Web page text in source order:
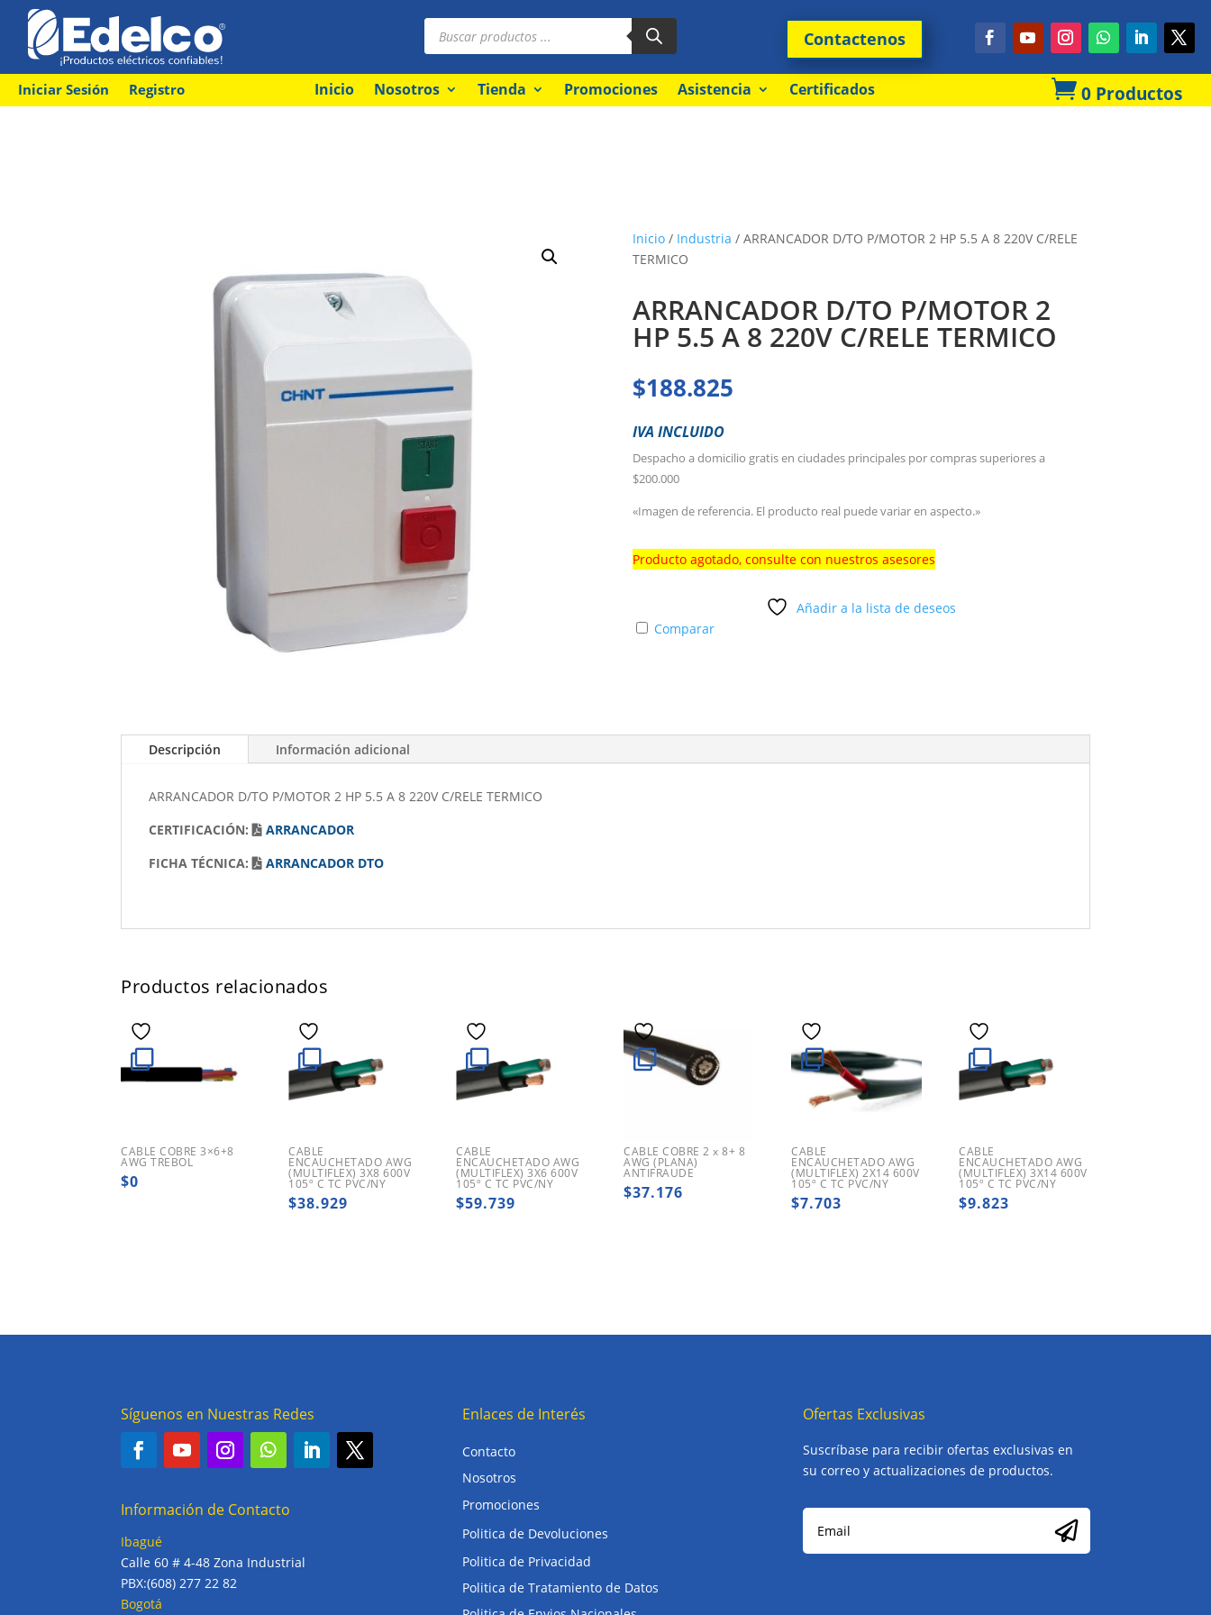
Búsqueda
productos Contactenos
Iniciar Sesión Registro Inicio Nosotros Tienda Promociones Asistencia Certificados  0 Productos
Inicio/ Industria / ARRANCADOR D/TO P/MOTOR 2 HP 5.5 A 8 220V C/RELE
TERMICO
ARRANCADOR D/TO P/MOTOR 2
HP 5.5 A 8 220V C/RELE TERMICO
$188.825
IVA INCLUIDO
Despacho a domicilio gratis en ciudades principales por compras superiores a
$200.000
«Imagen de referencia. El producto real puede variar en aspecto.»
Producto agotado, consulte con nuestros asesores
Añadir a la lista de deseos
Comparar
Descripción Información adicional
ARRANCADOR D/TO P/MOTOR 2 HP 5.5 A 8 220V C/RELE TERMICO
CERTIFICACIÓN:
ARRANCADOR
FICHA TÉCNICA:
ARRANCADOR DTO
Productos relacionados
CABLE COBRE 3×6+8
AWG TREBOL
$0
CABLE
ENCAUCHETADO AWG
(MULTIFLEX) 3X8 600V
105º C TC PVC/NY
$38.929
CABLE
ENCAUCHETADO AWG
(MULTIFLEX) 3X6 600V
105º C TC PVC/NY
$59.739
CABLE COBRE 2 x 8+ 8
AWG (PLANA)
ANTIFRAUDE
$37.176
CABLE
ENCAUCHETADO AWG
(MULTIFLEX) 2X14 600V
105º C TC PVC/NY
$7.703
CABLE
ENCAUCHETADO AWG
(MULTIFLEX) 3X14 600V
105º C TC PVC/NY
$9.823
Síguenos en Nuestras Redes
Información de Contacto
Ibagué
Calle 60 # 4-48 Zona Industrial
PBX:(608) 277 22 82
Bogotá
Enlaces de Interés
Contacto
Nosotros
Promociones
Politica de Devoluciones
Politica de Privacidad
Politica de Tratamiento de Datos
Ofertas Exclusivas
Suscríbase para recibir ofertas exclusivas en
su correo y actualizaciones de productos.